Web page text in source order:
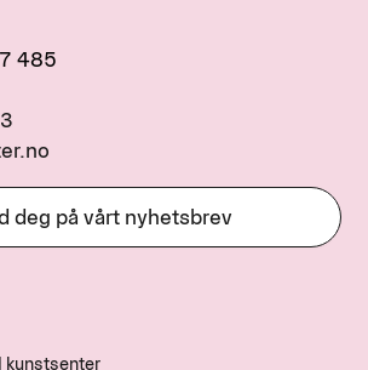
485
deg på vårt nyhetsbrev